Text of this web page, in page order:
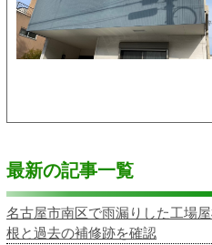
最新の記事一覧
名古屋市南区で雨漏りした工場
根と過去の補修跡を確認